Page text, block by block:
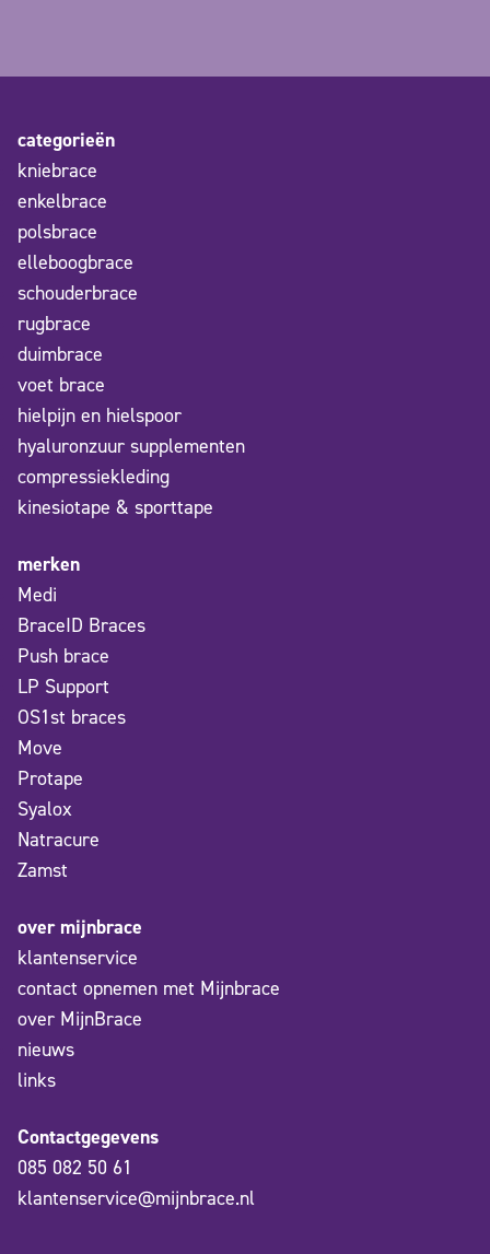
categorieën
kniebrace
enkelbrace
polsbrace
elleboogbrace
schouderbrace
rugbrace
duimbrace
voet brace
hielpijn en hielspoor
hyaluronzuur supplementen
compressiekleding
kinesiotape & sporttape
merken
Medi
BraceID Braces
Push brace
LP Support
OS1st braces
Move
Protape
Syalox
Natracure
Zamst
over mijnbrace
klantenservice
contact opnemen met Mijnbrace
over MijnBrace
nieuws
links
Contactgegevens
085 082 50 61
klantenservice@mijnbrace.nl